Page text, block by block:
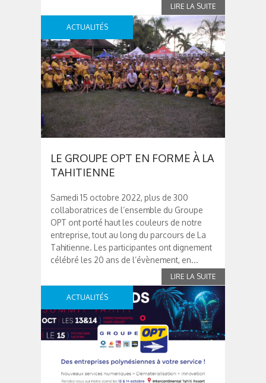
ACTUALITÉS
LE GROUPE OPT EN FORME À LA
TAHITIENNE
Samedi 15 octobre 2022, plus de 300
collaboratrices de l’ensemble du Groupe
OPT ont porté haut les couleurs de notre
entreprise, tout au long du parcours de La
Tahitienne. Les participantes ont dignement
célébré les 20 ans de l’évènement, en...
ACTUALITÉS